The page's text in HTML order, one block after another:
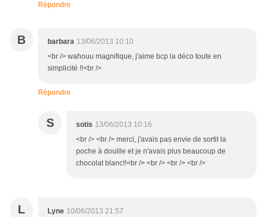
Répondre
B barbara 13/06/2013 10:10
<br /> wahouu magnifique, j'aime bcp la déco toute en
simplicité !!<br />
Répondre
S sotis 13/06/2013 10:16
<br /> <br /> merci, j'avais pas envie de sortit la
poche à douille et je n'avais plus beaucoup de
chocolat blanc!!<br /> <br /> <br /> <br />
L Lyne 10/06/2013 21:57